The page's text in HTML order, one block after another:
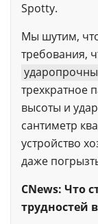
Spotty.
Мы шутим,
требования,
трехкратное
высоты и
сантиметр
устройство
даже
CNews: Что
трудностей